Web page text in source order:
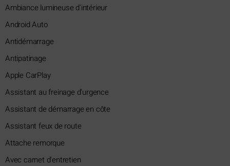
Ambiance lumineuse d'intérieur
Android Auto
Antidémarrage
Antipatinage
Apple CarPlay
Assistant au freinage d'urgence
Assistant de démarrage en côte
Assistant feux de route
Attache remorque
Avec carnet d'entretien